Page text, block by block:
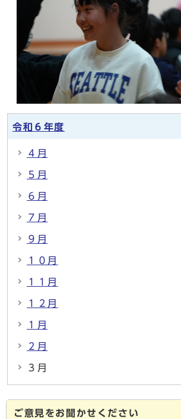
令和６年度
４月
５月
６月
７月
９月
１０月
１１月
１２月
１月
２月
３月
ご意見をお聞かせください